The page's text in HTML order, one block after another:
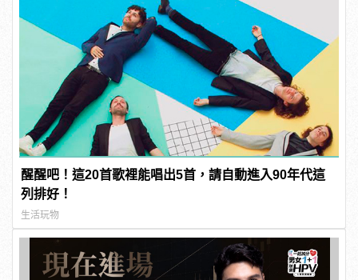
醒醒吧！這20首歌裡能唱出5首，請自動進入90年代這
列排好！
生活玩物